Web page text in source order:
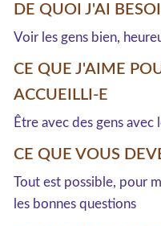
DE QUOI J'AI
Voir les gens bien,
CE QUE J'AIME
ACCUEILLI-E
Être avec des gens avec
CE QUE VOUS
Tout est possible, pour
les bonnes questions